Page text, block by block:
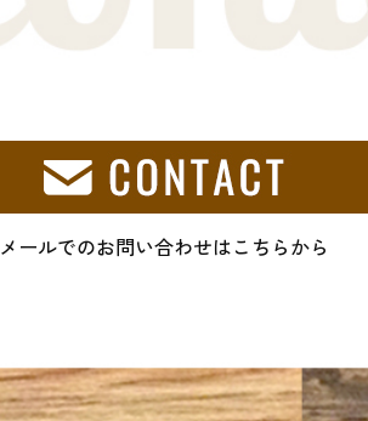
メールでのお問い合わせはこちらから